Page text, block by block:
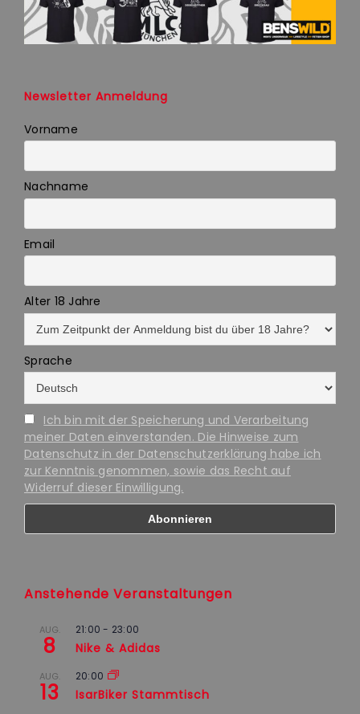
Newsletter Anmeldung
Vorname
Nachname
Email
Alter 18 Jahre
Sprache
Ich bin mit der Speicherung und Verarbeitung
meiner Daten einverstanden. Die Hinweise zum
Datenschutz in der Datenschutzerklärung habe ich
zur Kenntnis genommen, sowie das Recht auf
Widerruf dieser Einwilligung.
Anstehende Veranstaltungen
AUG.
8
21:00 - 23:00
Nike & Adidas
AUG.
13
20:00
IsarBiker Stammtisch